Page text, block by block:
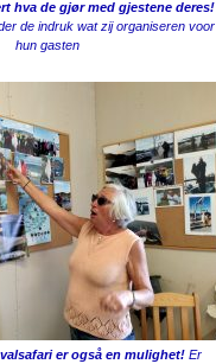
hva de gjør med gjestene deres!
de indruk wat zij organiseren voor
hun gasten
er også en mulighet!Er